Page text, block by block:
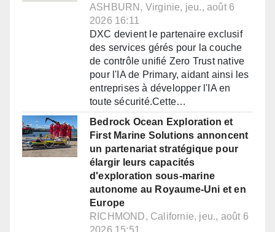
ASHBURN, Virginie, jeu., août 6
2026 16:11
DXC devient le partenaire exclusif
des services gérés pour la couche
de contrôle unifié Zero Trust native
pour l'IA de Primary, aidant ainsi les
entreprises à développer l'IA en
toute sécurité.Cette…
Bedrock Ocean Exploration et
First Marine Solutions annoncent
un partenariat stratégique pour
élargir leurs capacités
d'exploration sous-marine
autonome au Royaume-Uni et en
Europe
RICHMOND, Californie, jeu., août 6